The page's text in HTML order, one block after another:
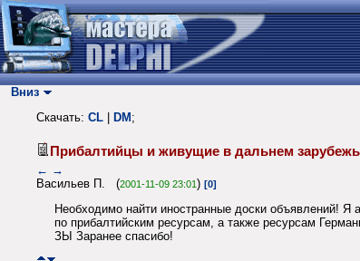
Вниз
Скачать: CL DM ;
Прибалтийцы и живущие в дальнем
← →
Васильев П. (2001-11-09 23:01) [0]
Необходимо найти иностранные доски объявлений!
по прибалтийским ресурсам, а также ресурсам
ЗЫ Заранее спасибо!